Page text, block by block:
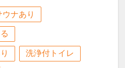
屋敷や味のあるカフ
月1日～2026年9月
市にまたがる湖で、
い湖です。宍道湖の
百選』にも登録され
ヤマトシジミ』がた
着４０台
庫は自由） となりま
隣の駐車場をご案内
ウナあり
洗浄付トイレ